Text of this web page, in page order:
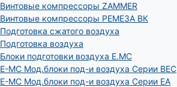
Винтовые компрессоры ZAMMER
Винтовые компрессоры РЕМЕЗА ВК
Подготовка сжатого воздуха
Подготовка воздуха
Блоки подготовки воздуха E.MC
E-MC Мод.блоки под-и воздуха Серии BEC
E-MC Мод.блоки под-и воздуха Серии EA